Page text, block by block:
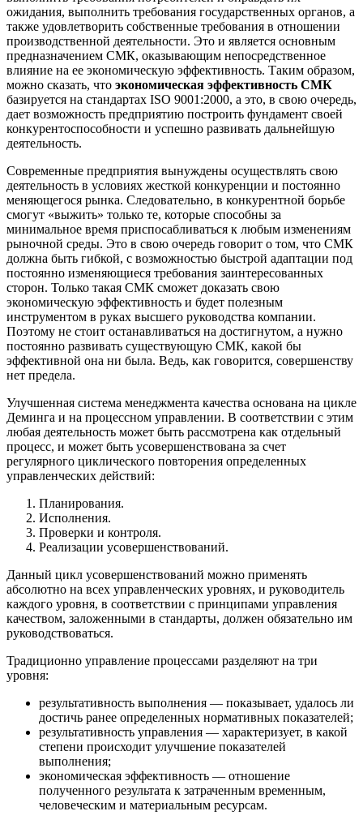
ожидания, выполнить требования государственных органов, а
также удовлетворить собственные требования в отношении
производственной деятельности. Это и является основным
предназначением СМК, оказывающим непосредственное
влияние на ее экономическую эффективность. Таким образом,
можно сказать, что экономическая эффективность СМК
базируется на стандартах ISO 9001:2000, а это, в свою очередь,
дает возможность предприятию построить фундамент своей
конкурентоспособности и успешно развивать дальнейшую
деятельность.
Современные предприятия вынуждены осуществлять свою
деятельность в условиях жесткой конкуренции и постоянно
меняющегося рынка. Следовательно, в конкурентной борьбе
смогут «выжить» только те, которые способны за
минимальное время приспосабливаться к любым изменениям
рыночной среды. Это в свою очередь говорит о том, что СМК
должна быть гибкой, с возможностью быстрой адаптации под
постоянно изменяющиеся требования заинтересованных
сторон. Только такая СМК сможет доказать свою
экономическую эффективность и будет полезным
инструментом в руках высшего руководства компании.
Поэтому не стоит останавливаться на достигнутом, а нужно
постоянно развивать существующую СМК, какой бы
эффективной она ни была. Ведь, как говорится, совершенству
нет предела.
Улучшенная система менеджмента качества основана на цикле
Деминга и на процессном управлении. В соответствии с этим
любая деятельность может быть рассмотрена как отдельный
процесс, и может быть усовершенствована за счет
регулярного циклического повторения определенных
управленческих действий:
Планирования.
Исполнения.
Проверки и контроля.
Реализации усовершенствований.
Данный цикл усовершенствований можно применять
абсолютно на всех управленческих уровнях, и руководитель
каждого уровня, в соответствии с принципами управления
качеством, заложенными в стандарты, должен обязательно им
руководствоваться.
Традиционно управление процессами разделяют на три
уровня:
результативность выполнения — показывает, удалось ли
достичь ранее определенных нормативных показателей;
результативность управления — характеризует, в какой
степени происходит улучшение показателей
выполнения;
экономическая эффективность — отношение
полученного результата к затраченным временным,
человеческим и материальным ресурсам.